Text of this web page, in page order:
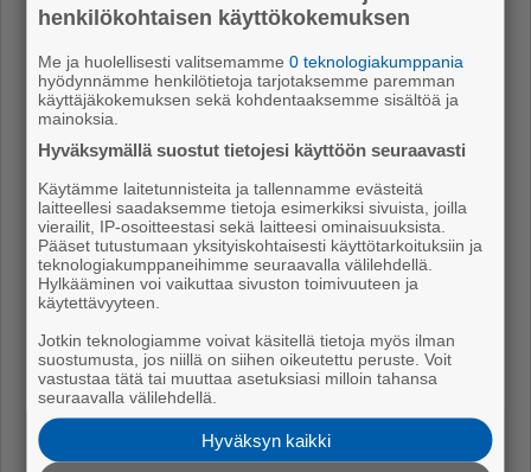
ras­kaam­piin pal­ve­lui­hin kas­vaa. Tämä on ly­hyt­nä­
köis­tä po­li­tiik­kaa.
Hy­vin­voin­ti­val­ti­on tär­kein lu­paus on ol­lut se, et­tä
kun sii­hen on va­raa. Nyt esi­te­tyt pää­tök­set li­sää­vät
epä­var­muut­ta, eri­ar­voi­suut­ta ja tur­vat­to­muut­ta.
Vii­sas­ta ja vas­tuul­lis­ta oli­si pi­tää kaik­ki mu­ka­na. Se
on­nis­tuu vain, jos pal­ve­lui­den saa­vu­tet­ta­vuus, yh­
den­ver­tai­suus ja ih­mis­ten ar­jen tur­val­li­suus ase­te­
Ee­va Kal­li
Kan­sa­ne­dus­ta­ja (kesk.)
henkilökohtaisen käyttökokemuksen
Me ja huolellisesti valitsemamme0 teknologiakumppania
hyödynnämme henkilötietoja tarjotaksemme paremman
käyttäjäkokemuksen sekä kohdentaaksemme sisältöä ja
mainoksia.
Hyväksymällä suostut tietojesi käyttöön seuraavasti
Käytämme laitetunnisteita ja tallennamme evästeitä
laitteellesi saadaksemme tietoja esimerkiksi sivuista, joilla
vierailit, IP-osoitteestasi sekä laitteesi ominaisuuksista.
Pääset tutustumaan yksityiskohtaisesti käyttötarkoituksiin ja
teknologiakumppaneihimme seuraavalla välilehdellä.
Hylkääminen voi vaikuttaa sivuston toimivuuteen ja
käytettävyyteen.
Jotkin teknologiamme voivat käsitellä tietoja myös ilman
suostumusta, jos niillä on siihen oikeutettu peruste. Voit
vastustaa tätä tai muuttaa asetuksiasi milloin tahansa
seuraavalla välilehdellä.
Hyväksyn kaikki